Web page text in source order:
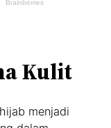
Kulit
menjadi